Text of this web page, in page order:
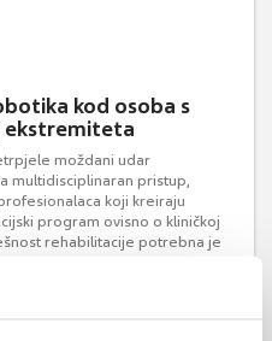
kod osoba s
ekstremiteta
moždani udar
multidisciplinaran pristup,
koji kreiraju
program ovisno o kliničkoj
rehabilitacije potrebna je